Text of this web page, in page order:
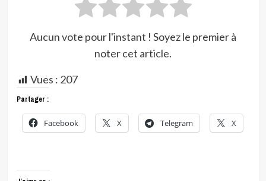
Aucun vote pour l'instant ! Soyez le premier à
noter cet article.
Vues : 207
Partager :
Facebook X Telegram X